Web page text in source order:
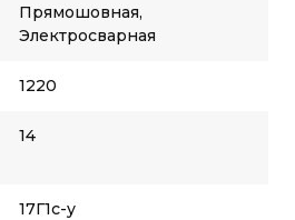
Прямошовная,
Электросварная
1220
14
17Г1с-у